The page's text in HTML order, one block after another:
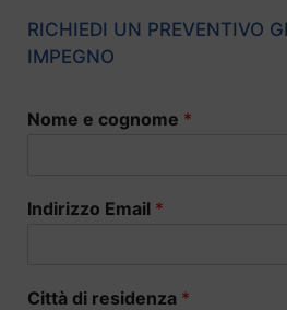
RICHIEDI UN PREVENTIVO
IMPEGNO
Nome e cognome *
Indirizzo Email *
Città di residenza *